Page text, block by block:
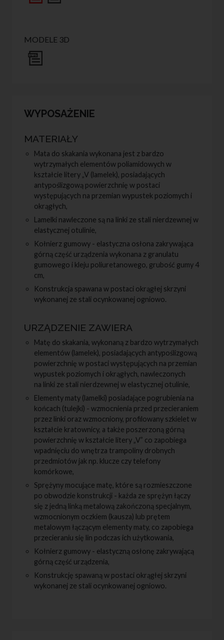
MODELE 3D
WYPOSAŻENIE
Mata do skakania wykonana jest z bardzo
wytrzymałych elementów poliamidowych w
kształcie litery „V (lamelek), posiadających
antypoślizgową powierzchnię w postaci
występujących na przemian wypustek poziomych i
okrągłych,
Lamelki nawleczone są na linki ze stali nierdzewnej w
elastycznej otulinie,
Kołnierz gumowy - elastyczna osłona zakrywająca
górną część urządzenia wykonana z granulatu
gumowego i kleju poliuretanowego, grubość gumy 4
cm,
Konstrukcja spawana w postaci okrągłej skrzyni
wykonanej ze stali ocynkowanej ogniowo.
Matę do skakania, wykonaną z bardzo wytrzymałych
elementów (lamelek), posiadających antypoślizgową
powierzchnię w postaci występujących na przemian
wypustek poziomych i okrągłych, nawleczonych
na linki ze stali nierdzewnej w elastycznej otulinie,
Elementy maty (lamelki) posiadające pogrubienia na
końcach (tulejki) - wzmocnienia przed przecieraniem
przez linki oraz wzmocniony, profilowany szkielet w
kształcie kratownicy, a także poszerzoną górną
powierzchnię w kształcie litery „V” co zapobiega
wpadnięciu do wnętrza trampoliny drobnych
przedmiotów jak np. klucze czy telefony
komórkowe,
Sprężyny mocujące matę, które są rozmieszczone
po obwodzie konstrukcji - każda ze sprężyn łączy
się z jedną linką metalową zakończoną specjalnym,
wzmocnionym oczkiem (kausza) lub prętem
metalowym łączącym elementy maty, co zapobiega
przecieraniu się lin podczas ich użytkowania,
Kołnierz gumowy - elastyczną osłonę zakrywającą
górną część urządzenia,
Konstrukcję spawaną w postaci okrągłej skrzyni
wykonanej ze stali ocynkowanej ogniowo.